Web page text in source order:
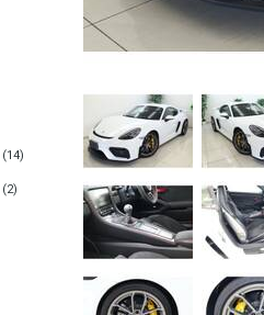
(14)
(2)